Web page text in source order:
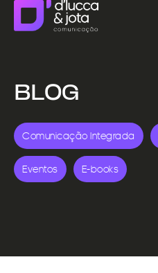
BLOG
Comunicação Integrada
Eventos E-books